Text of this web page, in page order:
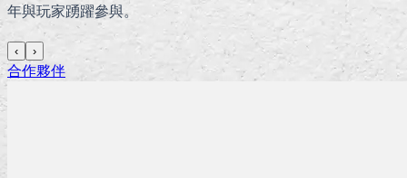
年與玩家踴躍參與。
‹ ›
合作夥伴